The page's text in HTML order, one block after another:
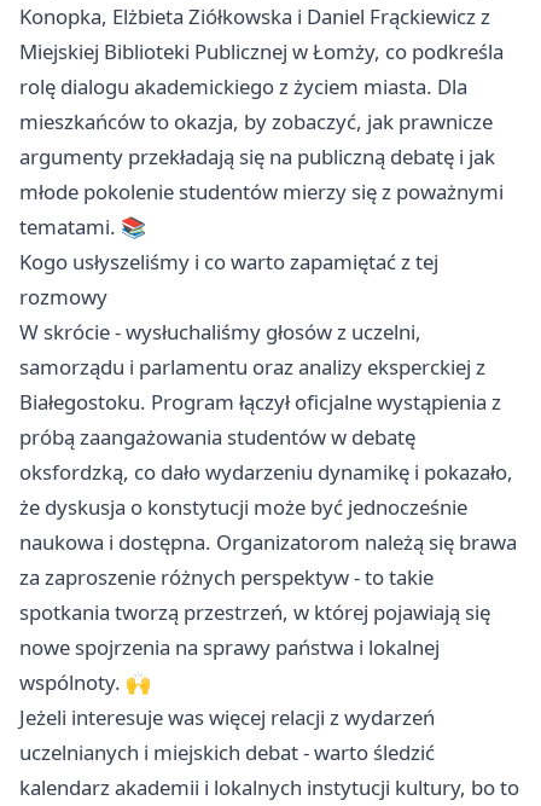
Konopka, Elżbieta Ziółkowska i Daniel Frąckiewicz z
Miejskiej Biblioteki Publicznej w Łomży, co podkreśla
rolę dialogu akademickiego z życiem miasta. Dla
mieszkańców to okazja, by zobaczyć, jak prawnicze
argumenty przekładają się na publiczną debatę i jak
młode pokolenie studentów mierzy się z poważnymi
tematami. 📚
Kogo usłyszeliśmy i co warto zapamiętać z tej
rozmowy
W skrócie - wysłuchaliśmy głosów z uczelni,
samorządu i parlamentu oraz analizy eksperckiej z
Białegostoku. Program łączył oficjalne wystąpienia z
próbą zaangażowania studentów w debatę
oksfordzką, co dało wydarzeniu dynamikę i pokazało,
że dyskusja o konstytucji może być jednocześnie
naukowa i dostępna. Organizatorom należą się brawa
za zaproszenie różnych perspektyw - to takie
spotkania tworzą przestrzeń, w której pojawiają się
nowe spojrzenia na sprawy państwa i lokalnej
wspólnoty. 🙌
Jeżeli interesuje was więcej relacji z wydarzeń
uczelnianych i miejskich debat - warto śledzić
kalendarz akademii i lokalnych instytucji kultury, bo to